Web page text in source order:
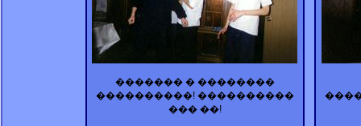
������� � ��������
����������! ����������
��� ��!